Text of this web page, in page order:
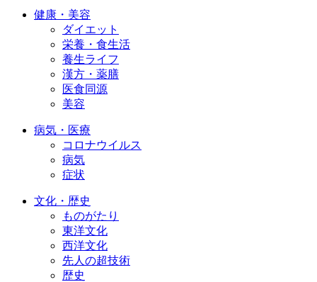
健康・美容
ダイエット
栄養・食生活
養生ライフ
漢方・薬膳
医食同源
美容
病気・医療
コロナウイルス
病気
症状
文化・歴史
ものがたり
東洋文化
西洋文化
先人の超技術
歴史